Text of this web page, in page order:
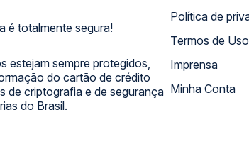
é totalmente segura!
estejam sempre protegidos,
do cartão de crédito
de criptografia e de segurança
do Brasil.
Política de
Termos
Imprensa
Minha Conta